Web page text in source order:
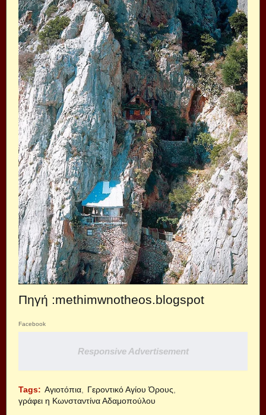
Πηγή :methimwnotheos.blogspot
Facebook
Responsive Advertisement
Tags: Αγιοτόπια
Γεροντικό Αγίου Όρους
γράφει η Κωνσταντίνα Αδαμοπούλου